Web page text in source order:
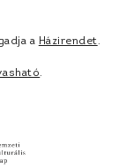
a Házirendet.
.